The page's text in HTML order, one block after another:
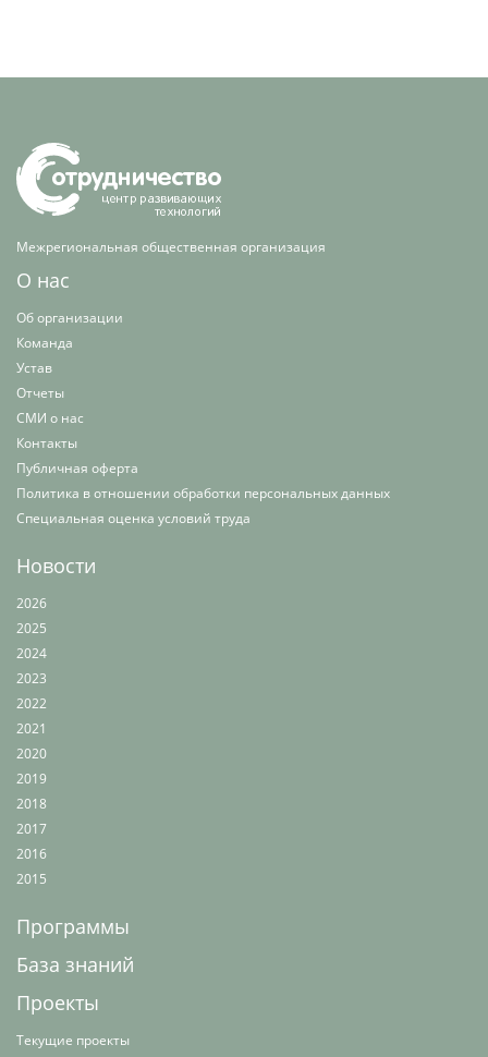
Межрегиональная общественная организация
О нас
Об организации
Команда
Устав
Отчеты
СМИ о нас
Контакты
Публичная оферта
Политика в отношении обработки персональных данных
Специальная оценка условий труда
Новости
2026
2025
2024
2023
2022
2021
2020
2019
2018
2017
2016
2015
Программы
База знаний
Проекты
Текущие проекты